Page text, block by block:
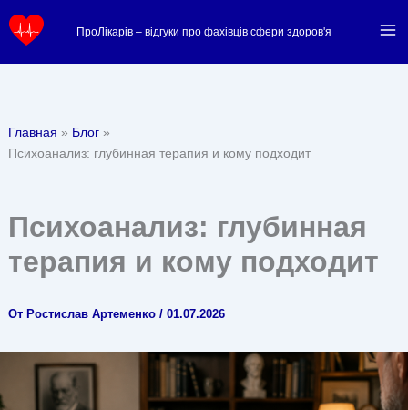
ПроЛікарів – відгуки про фахівців сфери здоров'я
Главная
Блог
Психоанализ: глубинная терапия и кому подходит
Психоанализ: глубинная
терапия и кому подходит
От Ростислав Артеменко / 01.07.2026